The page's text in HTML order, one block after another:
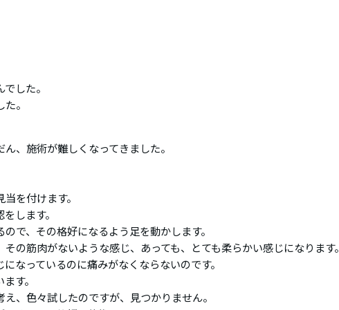
した。
。
、施術が難しくなってきました。
を付けます。
します。
で、その格好になるよう足を動かします。
の筋肉がないような感じ、あっても、とても柔らかい感じになります。
なっているのに痛みがなくならないのです。
す。
、色々試したのですが、見つかりません。